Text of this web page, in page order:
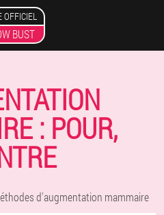
OFFICIEL
BUST
: POUR,
d'augmentation mammaire